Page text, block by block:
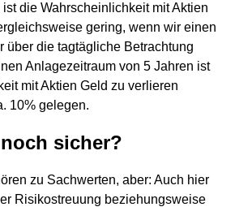
die Wahrscheinlichkeit mit Aktien
gering, wenn wir einen
über die tagtägliche Betrachtung
Anlagezeitraum von 5 Jahren ist
mit Aktien Geld zu verlieren
10% gelegen.
sicher?
zu Sachwerten, aber: Auch hier
Risikostreuung beziehungsweise